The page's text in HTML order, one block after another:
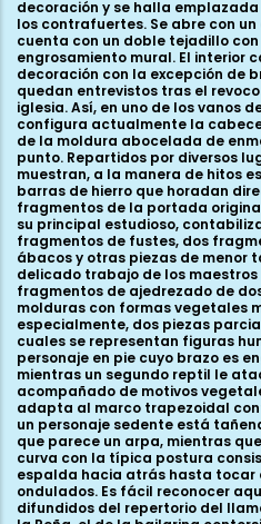
decoración y se halla
los contrafuertes. Se abre con
cuenta con un doble tejadillo
engrosamiento mural. El interior
decoración con la excepción de
quedan entrevistos tras el
iglesia. Así, en uno de los vanos
configura actualmente la
de la moldura abocelada de
punto. Repartidos por diversos
muestran, a la manera de hitos
barras de hierro que horadan
fragmentos de la portada
su principal estudioso,
fragmentos de fustes, dos
ábacos y otras piezas de menor
delicado trabajo de los
fragmentos de ajedrezado de
molduras con formas vegetales
especialmente, dos piezas
cuales se representan figuras
personaje en pie cuyo brazo es
mientras un segundo reptil le
acompañado de motivos
adapta al marco trapezoidal
un personaje sedente está
que parece un arpa, mientras
curva con la típica postura
espalda hacia atrás hasta tocar
ondulados. Es fácil reconocer
difundidos del repertorio del